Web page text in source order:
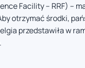
Facility – RRF) –
otrzymać środki,
przedstawiła w